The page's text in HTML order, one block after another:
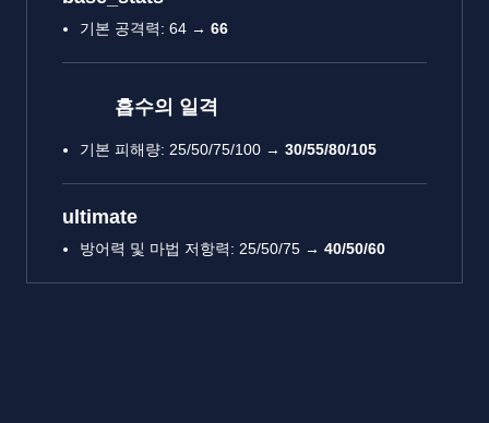
기본 공격력: 64 → 66
흡수의 일격
기본 피해량: 25/50/75/100 → 30/55/80/105
ultimate
방어력 및 마법 저항력: 25/50/75 → 40/50/60